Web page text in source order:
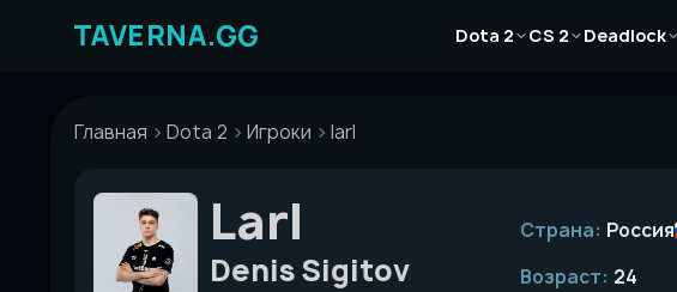
Dota 2
Статьи CS 2
СтатьиDeadlock
Статьи
Главная Dota 2 Игроки larl
Larl
Denis Sigitov
Страна: Россия
Возраст: 24